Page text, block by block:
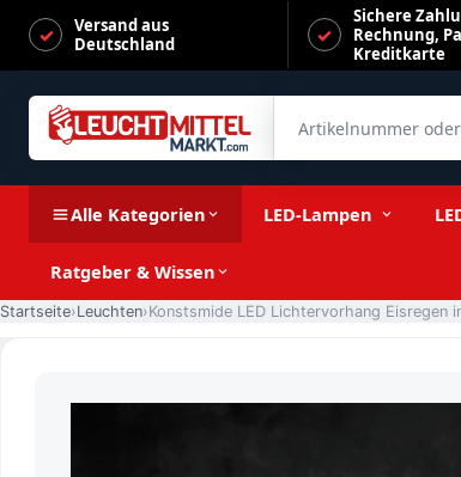
Versand aus
Deutschland
Sichere
Rechnung,
Kreditkarte
Alle Kategorien LED-Lampen
Ratgeber & Wissen
Startseite Leuchten
Konstsmide LED Lichtervorhang Eisregen inkl.